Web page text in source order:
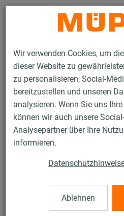
Wir verwenden Cookies, um
dieser Website zu
zu personalisieren, Social-
bereitzustellen und unseren
analysieren. Wenn Sie uns
können wir auch unsere
Analysepartner über Ihre
informieren.
Ablehnen
Produkte Befestigungstechnik
V2A Unterlegscheibe, DIN 9021,